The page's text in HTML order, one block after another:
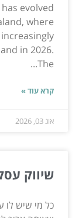
evolved
where
in 2026.
The...
קרא עוד »
אוג 03, 2026
שיווק
כל מי שיש לו